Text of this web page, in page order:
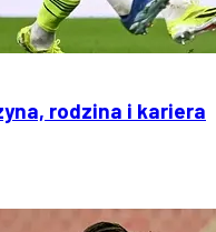
rodzina i kariera